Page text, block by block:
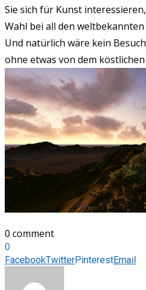
Sie sich für Kunst
Wahl bei all den
Und natürlich wäre kein
ohne etwas von dem
0 comment
0
FacebookTwitterPinterestEmail